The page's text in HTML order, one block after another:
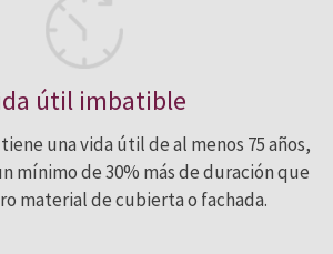
útil imbatible
una vida útil de al menos 75 años,
mínimo de 30% más de duración que
material de cubierta o fachada.